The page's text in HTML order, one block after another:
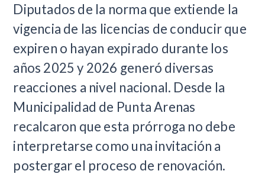
Diputados de la norma que extiende la
vigencia de las licencias de conducir que
expiren o hayan expirado durante los
años 2025 y 2026 generó diversas
reacciones a nivel nacional. Desde la
Municipalidad de Punta Arenas
recalcaron que esta prórroga no debe
interpretarse como una invitación a
postergar el proceso de renovación.